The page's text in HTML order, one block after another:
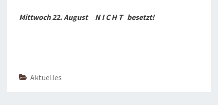
Mittwoch 22. August N I C H T besetzt!
Aktuelles